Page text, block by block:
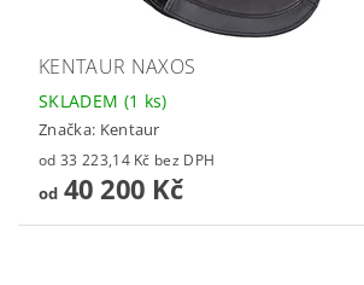
KENTAUR NAXOS
SKLADEM (1 ks)
Značka: Kentaur
od 33 223,14 Kč bez DPH
od40 200 Kč